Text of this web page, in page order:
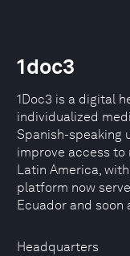
Headquarters
1doc3
1Doc3 is a digital
individualized
Spanish-speaking
improve access
Latin America,
platform now
Ecuador and soon